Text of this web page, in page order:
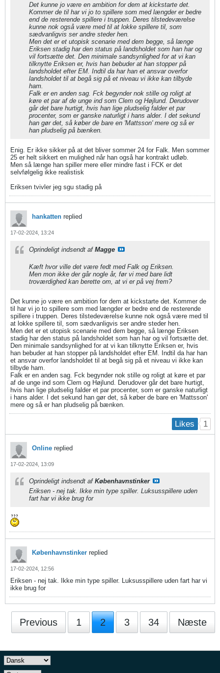
Det kunne jo være en ambition for dem at kickstarte det.
Kommer de til har vi jo to spillere som med længder er bedre
end de resterende spillere i truppen. Deres tilstedeværelse
kunne nok også være med til at lokke spillere til, som
sædvanligvis ser andre steder hen.
Men det er et utopisk scenarie med dem begge, så længe
Eriksen stadig har den status på landsholdet som han har og
vil fortsætte det. Den minimale sandsynlighed for at vi kan
tilknytte Eriksen er, hvis han bebuder at han stopper på
landsholdet efter EM. Indtil da har han et ansvar overfor
landsholdet til at begå sig på et niveau vi ikke kan tilbyde
ham.
Falk er en anden sag. Fck begynder nok stille og roligt at
køre et par af de unge ind som Clem og Højlund. Derudover
går det bare hurtigt, hvis han lige pludselig falder et par
procenter, som er ganske naturligt i hans alder. I det sekund
han gør det, så køber de bare en 'Mattsson' mere og så er
han pludselig på bænken.
Enig. Er ikke sikker på at det bliver sommer 24 for Falk. Men sommer
25 er helt sikkert en mulighed når han også har kontrakt udløb.
Men så længe han spiller mere eller mindre fast i FCK er det
selvfølgelig ikke realistisk
Eriksen tvivler jeg sgu stadig på
hankatten replied
17-02-2024, 13:24
Oprindeligt indsendt af Magge
Kæft hvor ville det være fedt med Falk og Eriksen.
Men mon ikke der går nogle år, før vi med bare lidt
troværdighed kan berette om, at vi er på vej frem?
Det kunne jo være en ambition for dem at kickstarte det. Kommer de
til har vi jo to spillere som med længder er bedre end de resterende
spillere i truppen. Deres tilstedeværelse kunne nok også være med til
at lokke spillere til, som sædvanligvis ser andre steder hen.
Men det er et utopisk scenarie med dem begge, så længe Eriksen
stadig har den status på landsholdet som han har og vil fortsætte det.
Den minimale sandsynlighed for at vi kan tilknytte Eriksen er, hvis
han bebuder at han stopper på landsholdet efter EM. Indtil da har han
et ansvar overfor landsholdet til at begå sig på et niveau vi ikke kan
tilbyde ham.
Falk er en anden sag. Fck begynder nok stille og roligt at køre et par
af de unge ind som Clem og Højlund. Derudover går det bare hurtigt,
hvis han lige pludselig falder et par procenter, som er ganske naturligt
i hans alder. I det sekund han gør det, så køber de bare en 'Mattsson'
mere og så er han pludselig på bænken.
Likes 1
Online replied
17-02-2024, 13:09
Oprindeligt indsendt af Københavnstinker
Eriksen - nej tak. Ikke min type spiller. Luksusspillere uden
fart har vi ikke brug for
Københavnstinker replied
17-02-2024, 12:56
Eriksen - nej tak. Ikke min type spiller. Luksusspillere uden fart har vi
ikke brug for
Previous 1 2 3 34 Næste